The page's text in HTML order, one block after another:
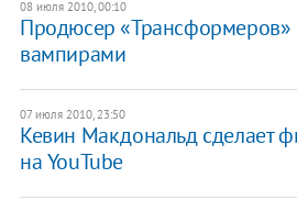
08 июля 2010, 00:10
Продюсер «Трансформеров»
вампирами
07 июля 2010, 23:50
Кевин Макдональд сделает
на YouTube